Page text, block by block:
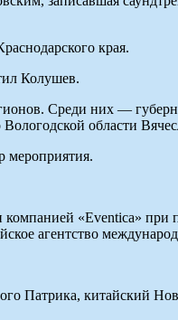
края.
Колушев.
Среди них —
области
мероприятия.
«Eventica» при
агентство
Патрика, китайский